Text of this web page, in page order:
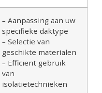
– Aanpassing aan uw
specifieke daktype
– Selectie van
geschikte materialen
– Efficiënt gebruik
van
isolatietechnieken